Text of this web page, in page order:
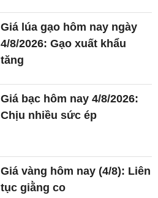
Giá lúa gạo hôm nay ngày
4/8/2026: Gạo xuất khẩu
tăng
Giá bạc hôm nay 4/8/2026:
Chịu nhiều sức ép
Giá vàng hôm nay (4/8): Liên
tục giằng co